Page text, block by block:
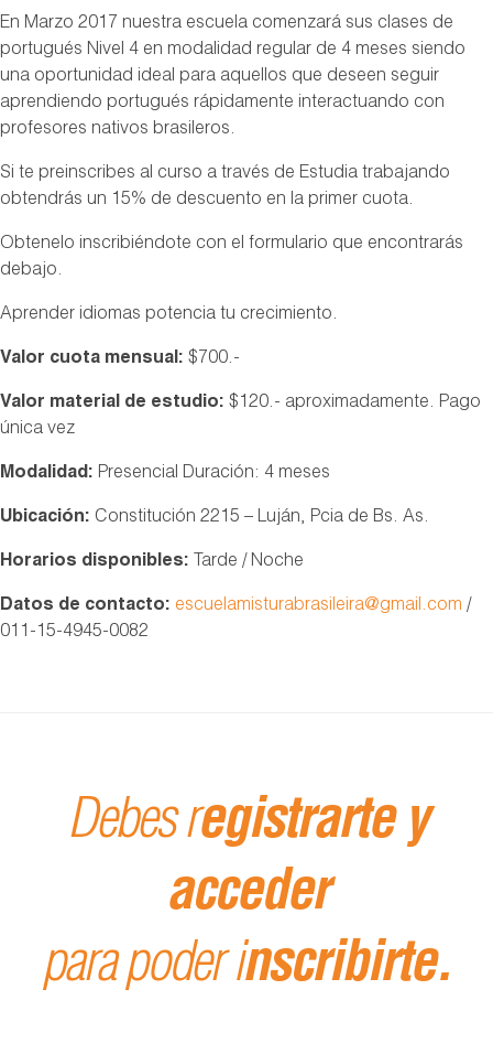
En Marzo 2017 nuestra escuela comenzará sus clases de
portugués Nivel 4 en modalidad regular de 4 meses siendo
una oportunidad ideal para aquellos que deseen seguir
aprendiendo portugués rápidamente interactuando con
profesores nativos brasileros.
Si te preinscribes al curso a través de Estudia trabajando
obtendrás un 15% de descuento en la primer cuota.
Obtenelo inscribiéndote con el formulario que encontrarás
debajo.
Aprender idiomas potencia tu crecimiento.
Valor cuota mensual: $700.-
Valor material de estudio: $120.- aproximadamente. Pago
única vez
Modalidad: Presencial Duración: 4 meses
Ubicación: Constitución 2215 – Luján, Pcia de Bs. As.
Horarios disponibles: Tarde / Noche
Datos de contacto: escuelamisturabrasileira@gmail.com /
011-15-4945-0082
Debes registrarte y
acceder
para poder inscribirte.